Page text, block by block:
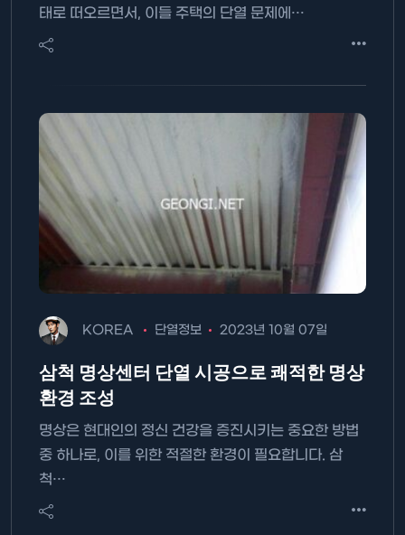
태로 떠오르면서, 이들 주택의 단열 문제에…
KOREA 단열정보 2023년 10월 07일
삼척 명상센터 단열 시공으로 쾌적한 명상
환경 조성
명상은 현대인의 정신 건강을 증진시키는 중요한 방법
중 하나로, 이를 위한 적절한 환경이 필요합니다. 삼
척…